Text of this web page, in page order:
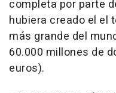
completa por parte
hubiera creado el el
más grande del
60.000 millones de
euros).